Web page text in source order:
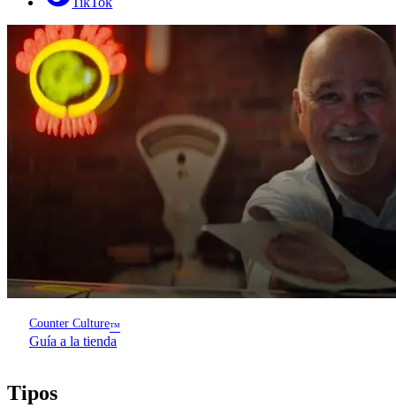
Counter Culture™
Guía a la tienda
Tipos